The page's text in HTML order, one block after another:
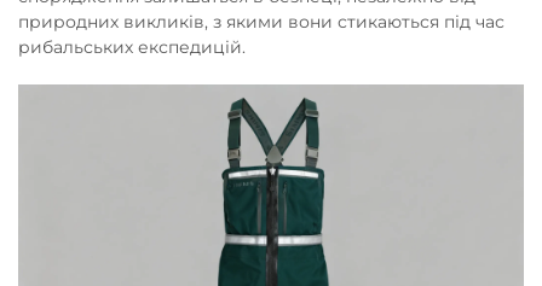
природних викликів, з якими вони стикаються під час
рибальських експедицій.